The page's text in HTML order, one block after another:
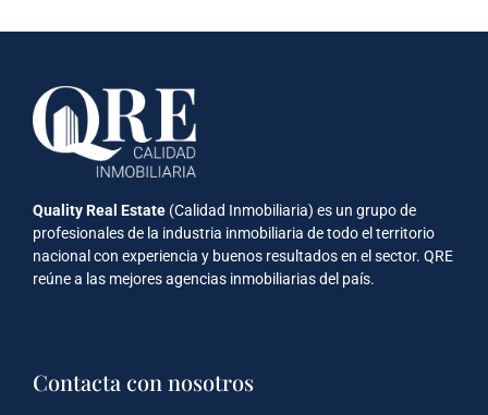
Quality Real Estate (Calidad Inmobiliaria) es un grupo de
profesionales de la industria inmobiliaria de todo el territorio
nacional con experiencia y buenos resultados en el sector. QRE
reúne a las mejores agencias inmobiliarias del país.
Contacta con nosotros